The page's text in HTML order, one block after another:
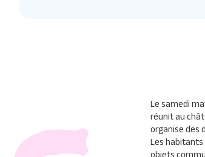
Le samedi
réunit au
organise des
Les